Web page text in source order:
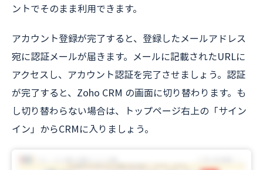
ントでそのまま利用できます。
アカウント登録が完了すると、登録したメールアドレス
宛に認証メールが届きます。メールに記載されたURLに
アクセスし、アカウント認証を完了させましょう。認証
が完了すると、Zoho CRM の画面に切り替わります。も
し切り替わらない場合は、トップページ右上の「サイン
イン」からCRMに入りましょう。